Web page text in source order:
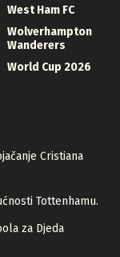
West Ham FC
Wolverhampton
Wanderers
World Cup 2026
Cristiana
Tottenhamu.
za Djeda